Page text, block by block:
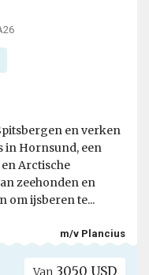
en verken
in Hornsund, een
Arctische
zeehonden en
om ijsberen te...
m/v Plancius
3050 USD